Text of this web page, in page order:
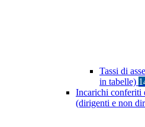
Tassi di
in tabelle)
Incarichi conferiti
(dirigenti e non